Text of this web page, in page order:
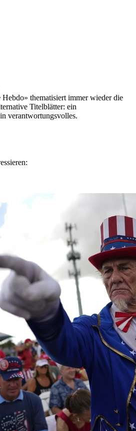
thematisiert immer wieder die
Titelblätter: ein
verantwortungsvolles.